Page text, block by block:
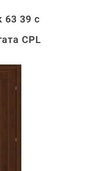
63 39 с
CPL